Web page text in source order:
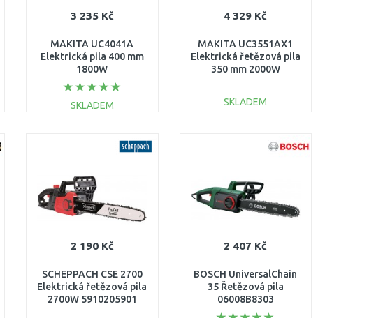
3 235 Kč
MAKITA UC4041A
Elektrická pila 400 mm
1800W
SKLADEM
4 329 Kč
MAKITA UC3551AX1
Elektrická řetězová pila
350 mm 2000W
SKLADEM
2 190 Kč
SCHEPPACH CSE 2700
Elektrická řetězová pila
2700W 5910205901
2 407 Kč
BOSCH UniversalChain
35 Řetězová pila
06008B8303